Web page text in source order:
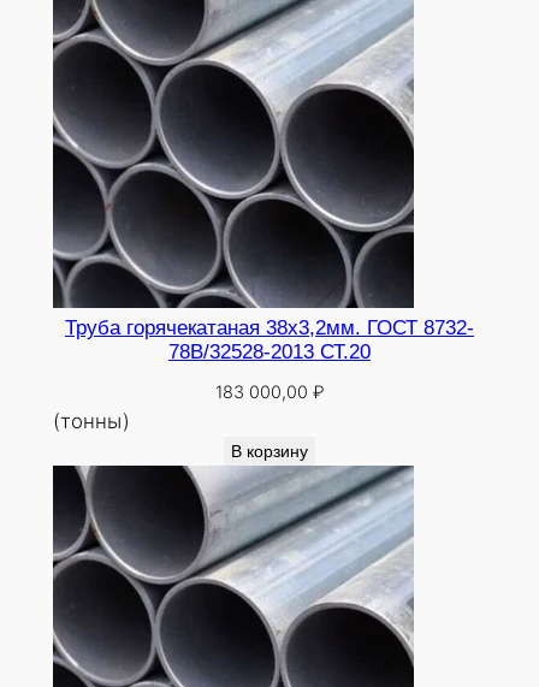
Труба горячекатаная 38х3,2мм. ГОСТ 8732-
78В/32528-2013 СТ.20
183 000,00 ₽
(тонны)
В корзину